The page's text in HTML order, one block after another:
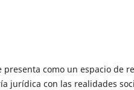
presenta como un espacio de
jurídica con las realidades